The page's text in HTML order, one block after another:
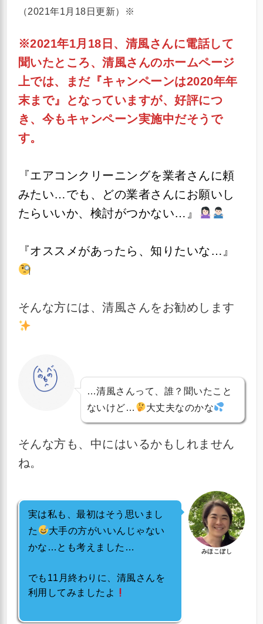
（2021年1月18日更新）※
※2021年1月18日、清風さんに電話して
聞いたところ、清風さんのホームページ
上では、まだ『キャンペーンは2020年年
末まで』となっていますが、好評につ
き、今もキャンペーン実施中だそうで
す。
『エアコンクリーニングを業者さんに頼
みたい…でも、どの業者さんにお願いし
たらいいか、検討がつかない…』
『オススメがあったら、知りたいな…』
そんな方には、清風さんをお勧めします
…清風さんって、誰？聞いたこと
ないけど…
大丈夫なのかな
そんな方も、中にはいるかもしれません
ね。
実は私も、最初はそう思いまし
た
大手の方がいいんじゃない
かな…とも考えました…
でも11月終わりに、清風さんを
利用してみましたよ
みほこぼし